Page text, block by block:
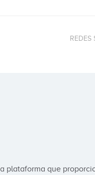
REDES
plataforma que